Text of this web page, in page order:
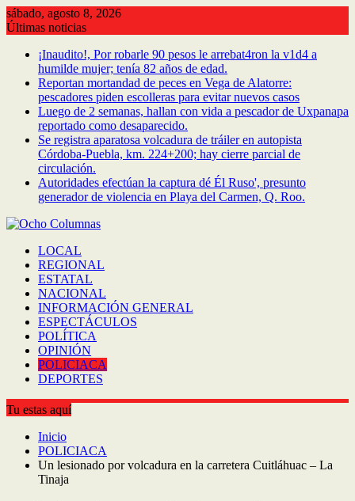
Saltar
al
sábado, agosto 8, 2026
Últimas noticias
¡Inaudito!, Por robarle 90 pesos le arrebat4ron la v1d4 a
humilde mujer; tenía 82 años de edad.
Reportan mortandad de peces en Vega de Alatorre:
pescadores piden escolleras para evitar nuevos casos
Luego de 2 semanas, hallan con vida a pescador de Uxpanapa
reportado como desaparecido.
Se registra aparatosa volcadura de tráiler en autopista
Córdoba-Puebla, km. 224+200; hay cierre parcial de
circulación.
Autoridades efectúan la captura dé Él Ruso', presunto
generador de violencia en Playa del Carmen, Q. Roo.
LOCAL
REGIONAL
ESTATAL
NACIONAL
INFORMACIÓN GENERAL
ESPECTÁCULOS
POLÍTICA
OPINIÓN
POLICIACA
DEPORTES
Tu estas aquí
Inicio
POLICIACA
Un lesionado por volcadura en la carretera Cuitláhuac – La
Tinaja